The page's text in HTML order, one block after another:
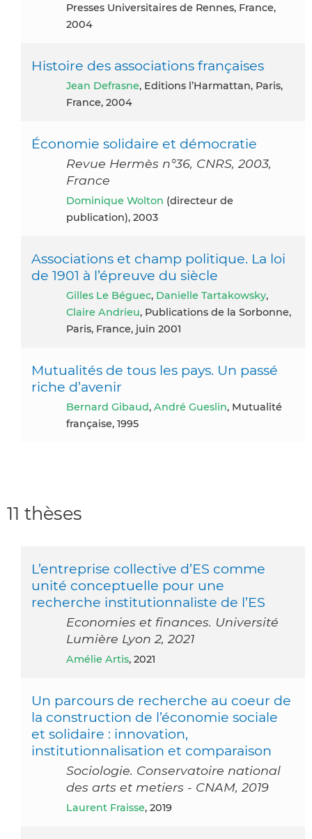
Presses Universitaires de Rennes, France,
2004
Histoire des associations françaises
Jean Defrasne, Editions l’Harmattan, Paris,
France, 2004
Économie solidaire et démocratie
Revue Hermès n°36, CNRS, 2003,
France
Dominique Wolton (directeur de
publication), 2003
Associations et champ politique. La loi
de 1901 à l’épreuve du siècle
Gilles Le Béguec, Danielle Tartakowsky,
Claire Andrieu, Publications de la Sorbonne,
Paris, France, juin 2001
Mutualités de tous les pays. Un passé
riche d’avenir
Bernard Gibaud, André Gueslin, Mutualité
française, 1995
11 thèses
L’entreprise collective d’ES comme
unité conceptuelle pour une
recherche institutionnaliste de l’ES
Economies et finances. Université
Lumière Lyon 2, 2021
Amélie Artis, 2021
Un parcours de recherche au coeur de
la construction de l’économie sociale
et solidaire : innovation,
institutionnalisation et comparaison
Sociologie. Conservatoire national
des arts et metiers - CNAM, 2019
Laurent Fraisse, 2019